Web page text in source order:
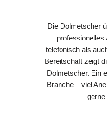
Die Dolmetscher
professionelles
telefonisch als
Bereitschaft zeigt
Dolmetscher. Ein
Branche – viel
gerne